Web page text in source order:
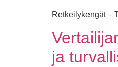
Retkeilykengät –
ja